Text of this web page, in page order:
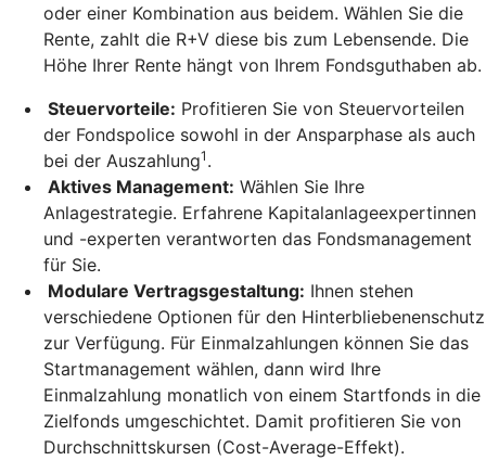
oder einer Kombination aus beidem. Wählen Sie die
Rente, zahlt die R+V diese bis zum Lebensende. Die
Höhe Ihrer Rente hängt von Ihrem Fondsguthaben ab.
Steuervorteile: Profitieren Sie von Steuervorteilen
der Fondspolice sowohl in der Ansparphase als auch
bei der Auszahlung1 .
Aktives Management: Wählen Sie Ihre
Anlagestrategie. Erfahrene Kapitalanlageexpertinnen
und -experten verantworten das Fondsmanagement
für Sie.
Modulare Vertragsgestaltung: Ihnen stehen
verschiedene Optionen für den Hinterbliebenenschutz
zur Verfügung. Für Einmalzahlungen können Sie das
Startmanagement wählen, dann wird Ihre
Einmalzahlung monatlich von einem Startfonds in die
Zielfonds umgeschichtet. Damit profitieren Sie von
Durchschnittskursen (Cost-Average-Effekt).